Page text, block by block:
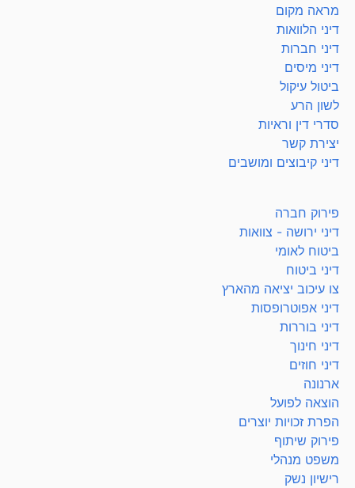
מראה מקום
דיני הלוואות
דיני חברות
דיני מיסים
ביטול עיקול
לשון הרע
סדרי דין וראיות
יצירת קשר
דיני קיבוצים ומושבים
פירוק חברה
דיני ירושה - צוואות
ביטוח לאומי
דיני ביטוח
צו עיכוב יציאה מהארץ
דיני אפוטרופסות
דיני בוררות
דיני חינוך
דיני חוזים
ארנונה
הוצאה לפועל
הפרת זכויות יוצרים
פירוק שיתוף
משפט מנהלי
רישיון נשק